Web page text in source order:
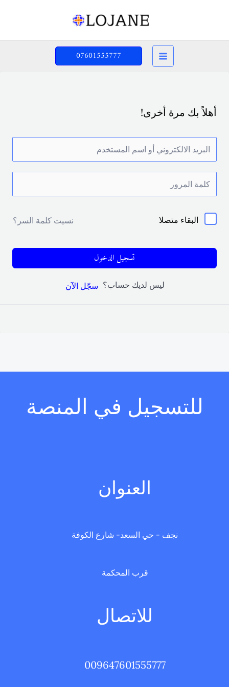
07601555777
أهلاً بك مرة أخرى!
البقاء متصلا نسيت كلمة السر؟
تسجيل الدخول
ليس لديك حساب؟ سجّل الآن
للتسجيل في المنصة
العنوان
نجف - حي السعد- شارع الكوفة
قرب المحكمة
للاتصال
009647601555777